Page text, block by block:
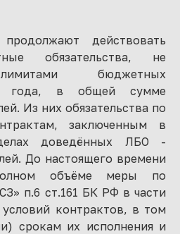
действовать
обязательства, не
бюджетных
года, в общей сумме
Из них обязательства по
заключенным в
доведённых ЛБО -
До настоящего времени
объёме меры по
п.6 ст.161 БК РФ в части
контрактов, в том
срокам их исполнения и